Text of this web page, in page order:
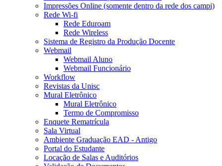
Impressões Online (somente dentro da rede dos campi)
Rede Wi-fi
Rede Eduroam
Rede Wireless
Sistema de Registro da Produção Docente
Webmail
Webmail Aluno
Webmail Funcionário
Workflow
Revistas da Unisc
Mural Eletrônico
Mural Eletrônico
Termo de Compromisso
Enquete Rematrícula
Sala Virtual
Ambiente Graduação EAD - Antigo
Portal do Estudante
Locação de Salas e Auditórios